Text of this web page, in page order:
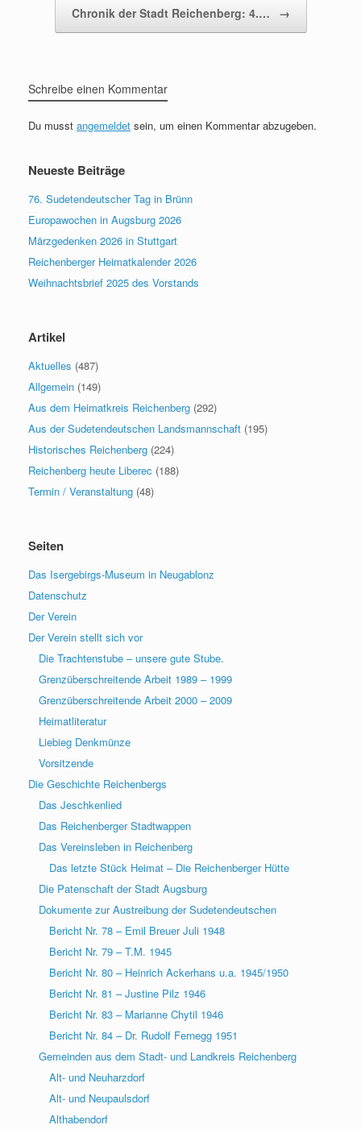
Chronik der Stadt Reichenberg: 4.… →
Schreibe einen Kommentar
Du musst angemeldet sein, um einen Kommentar abzugeben.
Neueste Beiträge
76. Sudetendeutscher Tag in Brünn
Europawochen in Augsburg 2026
Märzgedenken 2026 in Stuttgart
Reichenberger Heimatkalender 2026
Weihnachtsbrief 2025 des Vorstands
Artikel
Aktuelles (487)
Allgemein (149)
Aus dem Heimatkreis Reichenberg (292)
Aus der Sudetendeutschen Landsmannschaft (195)
Historisches Reichenberg (224)
Reichenberg heute Liberec (188)
Termin / Veranstaltung (48)
Seiten
Das Isergebirgs-Museum in Neugablonz
Datenschutz
Der Verein
Der Verein stellt sich vor
Die Trachtenstube – unsere gute Stube.
Grenzüberschreitende Arbeit 1989 – 1999
Grenzüberschreitende Arbeit 2000 – 2009
Heimatliteratur
Liebieg Denkmünze
Vorsitzende
Die Geschichte Reichenbergs
Das Jeschkenlied
Das Reichenberger Stadtwappen
Das Vereinsleben in Reichenberg
Das letzte Stück Heimat – Die Reichenberger Hütte
Die Patenschaft der Stadt Augsburg
Dokumente zur Austreibung der Sudetendeutschen
Bericht Nr. 78 – Emil Breuer Juli 1948
Bericht Nr. 79 – T.M. 1945
Bericht Nr. 80 – Heinrich Ackerhans u.a. 1945/1950
Bericht Nr. 81 – Justine Pilz 1946
Bericht Nr. 83 – Marianne Chytil 1946
Bericht Nr. 84 – Dr. Rudolf Fernegg 1951
Gemeinden aus dem Stadt- und Landkreis Reichenberg
Alt- und Neuharzdorf
Alt- und Neupaulsdorf
Althabendorf